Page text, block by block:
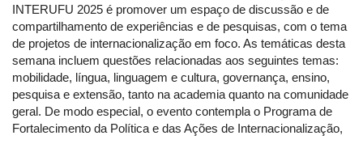
INTERUFU 2025 é promover um espaço de discussão e de
compartilhamento de experiências e de pesquisas, com o tema
de projetos de internacionalização em foco. As temáticas desta
semana incluem questões relacionadas aos seguintes temas:
mobilidade, língua, linguagem e cultura, governança, ensino,
pesquisa e extensão, tanto na academia quanto na comunidade
geral. De modo especial, o evento contempla o Programa de
Fortalecimento da Política e das Ações de Internacionalização,